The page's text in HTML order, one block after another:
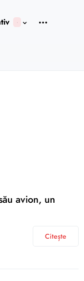
avion, un
Citește